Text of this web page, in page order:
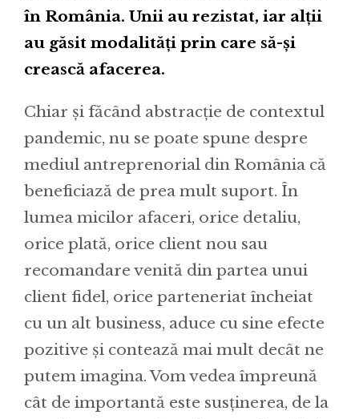
în România. Unii au rezistat, iar alții
au găsit modalități prin care să-și
crească afacerea.
Chiar și făcând abstracție de contextul
pandemic, nu se poate spune despre
mediul antreprenorial din România că
beneficiază de prea mult suport. În
lumea micilor afaceri, orice detaliu,
orice plată, orice client nou sau
recomandare venită din partea unui
client fidel, orice parteneriat încheiat
cu un alt business, aduce cu sine efecte
pozitive și contează mai mult decât ne
putem imagina. Vom vedea împreună
cât de importantă este susținerea, de la